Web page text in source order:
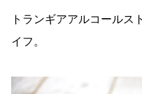
トランギアアルコールス
イフ。